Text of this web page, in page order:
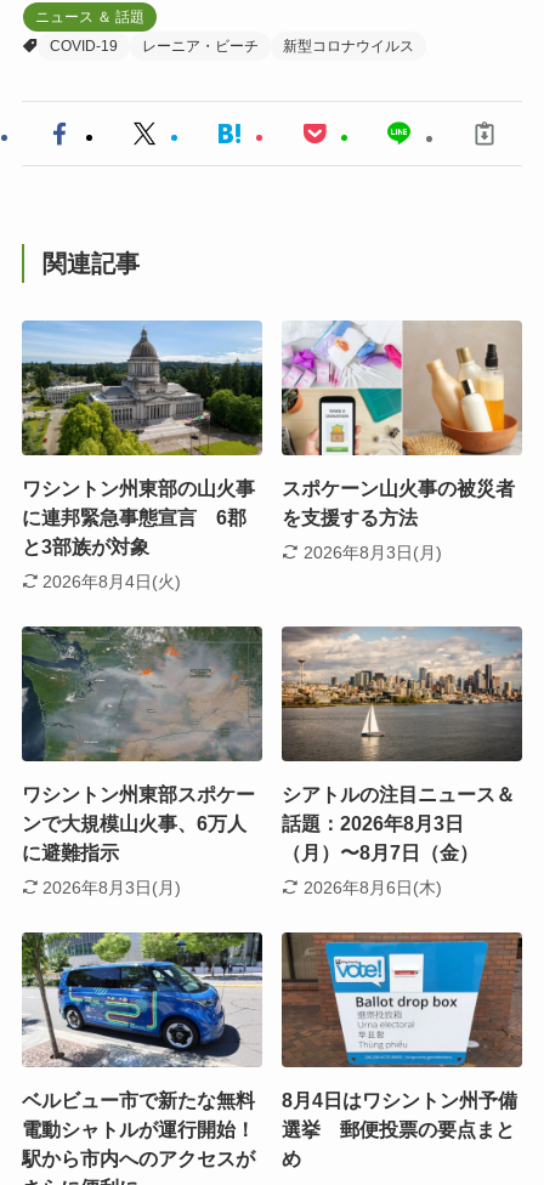
ニュース ＆ 話題
COVID-19
レーニア・ビーチ 新型コロナウイルス
関連記事
ワシントン州東部の山火事
に連邦緊急事態宣言 6郡
と3部族が対象
2026年8月4日(火)
スポケーン山火事の被災者
を支援する方法
2026年8月3日(月)
ワシントン州東部スポケー
ンで大規模山火事、6万人
に避難指示
2026年8月3日(月)
シアトルの注目ニュース＆
話題：2026年8月3日
（月）〜8月7日（金）
2026年8月6日(木)
ベルビュー市で新たな無料
電動シャトルが運行開始！
駅から市内へのアクセスが
8月4日はワシントン州予備
選挙 郵便投票の要点まと
め